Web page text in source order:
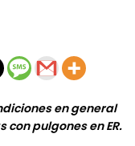
en general
pulgones en ER.